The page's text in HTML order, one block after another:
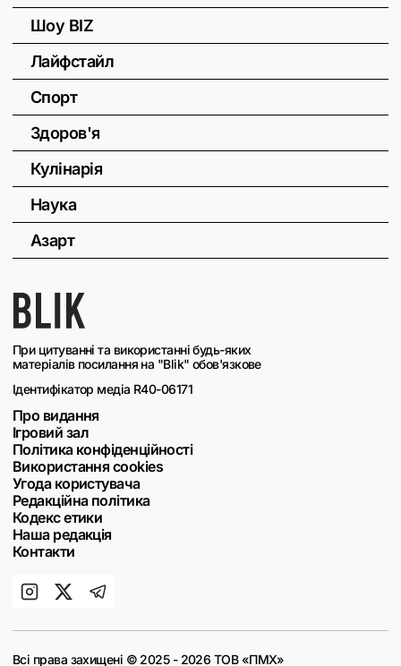
При цитуванні та використанні будь-яких
матеріалів посилання на "Blik" обов'язкове
Ідентифікатор медіа R40-06171
Про видання
Ігровий зал
Політика конфіденційності
Використання cookies
Угода користувача
Редакційна політика
Кодекс етики
Наша редакція
Контакти
Шоу BIZ
Лайфстайл
Спорт
Здоров'я
Кулінарія
Наука
Азарт
Всі права захищені © 2025 - 2026 ТОВ «ПМХ»